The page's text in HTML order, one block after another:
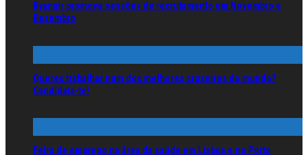
Ryanair promove sessões de recrutamento em Novembro e
Dezembro
Queres trabalhar num dos melhores cruzeiros do mundo?
Candidata-te!
Feira de emprego na área da saúde em Lisboa e no Porto